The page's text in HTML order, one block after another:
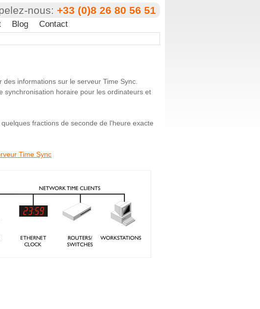
nous: +33 (0)8 26 80 56 51
Blog Contact
informations sur le serveur Time Sync.
synchronisation horaire pour les ordinateurs et
fractions de seconde de l'heure exacte
Time Sync